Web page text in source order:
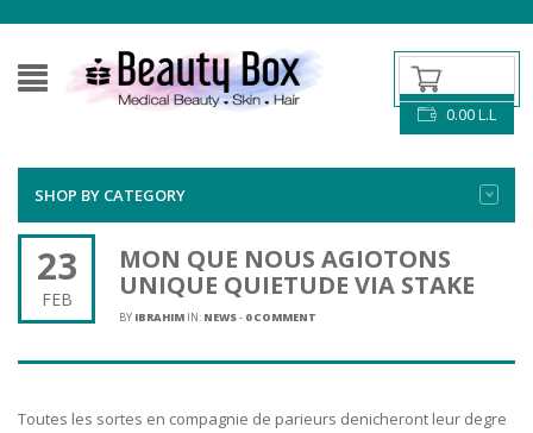
0.00L.L
SHOP BY CATEGORY
23
FEB
MON QUE NOUS AGIOTONS
UNIQUE QUIETUDE VIA STAKE
BY IBRAHIM IN: NEWS- 0 COMMENT
Toutes les sortes en compagnie de parieurs denicheront leur degre